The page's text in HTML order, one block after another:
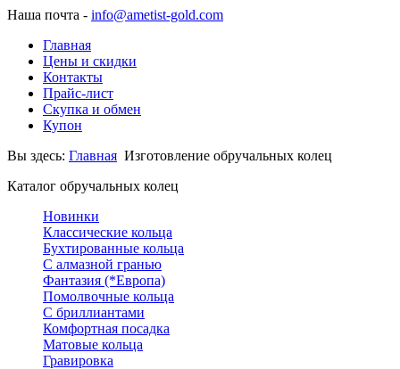
Наша почта - info@ametist-gold.com
Главная
Цены и скидки
Контакты
Прайс-лист
Скупка и обмен
Купон
Вы здесь: Главная Изготовление обручальных колец
Каталог обручальных колец
Новинки
Классические кольца
Бухтированные кольца
С алмазной гранью
Фантазия (*Европа)
Помолвочные кольца
С бриллиантами
Комфортная посадка
Матовые кольца
Гравировка